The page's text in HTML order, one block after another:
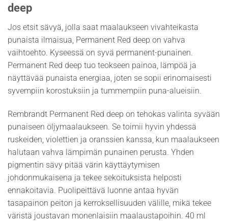
deep
Jos etsit sävyä, jolla saat maalaukseen vivahteikasta
punaista ilmaisua, Permanent Red deep on vahva
vaihtoehto. Kyseessä on syvä permanent-punainen.
Permanent Red deep tuo teokseen painoa, lämpöä ja
näyttävää punaista energiaa, joten se sopii erinomaisesti
syvempiin korostuksiin ja tummempiin puna-alueisiin.
Rembrandt Permanent Red deep on tehokas valinta syvään
punaiseen öljymaalaukseen. Se toimii hyvin yhdessä
ruskeiden, violettien ja oranssien kanssa, kun maalaukseen
halutaan vahva lämpimän punainen perusta. Yhden
pigmentin sävy pitää värin käyttäytymisen
johdonmukaisena ja tekee sekoituksista helposti
ennakoitavia. Puolipeittävä luonne antaa hyvän
tasapainon peiton ja kerroksellisuuden välille, mikä tekee
väristä joustavan monenlaisiin maalaustapoihin. 40 ml